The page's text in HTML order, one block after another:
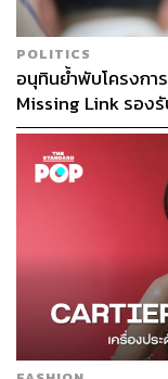
POLITICS
อนุทินย้ำพับโครงกา
Missing Link รอง